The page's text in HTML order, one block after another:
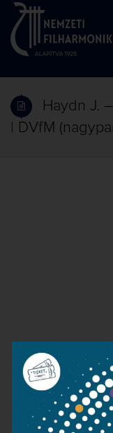
Haydn J.
| DVfM